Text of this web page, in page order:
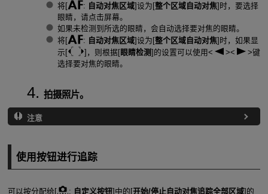
将[
: 自动对焦区域]设为[整个区域自动对焦]时，要选择
眼睛，请点击屏幕。
如果未检测到所选的眼睛，会自动选择要对焦的眼睛。
将[
: 自动对焦区域]设为[整个区域自动对焦]时，如果显
示[
]，则根据[眼睛检测 ]的设置可以使用
键
选择要对焦的眼睛。
拍摄照片。
注意
使用按钮进行追踪
可以按分配给[ : 自定义按钮]中的[开始/停止自动对焦追踪全部区域]的